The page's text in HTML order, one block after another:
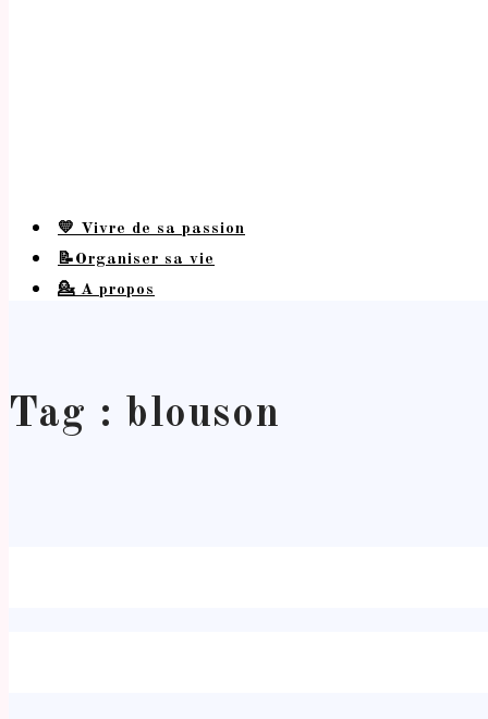
💛 Vivre de sa passion
📝Organiser sa vie
💁 A propos
Tag : blouson